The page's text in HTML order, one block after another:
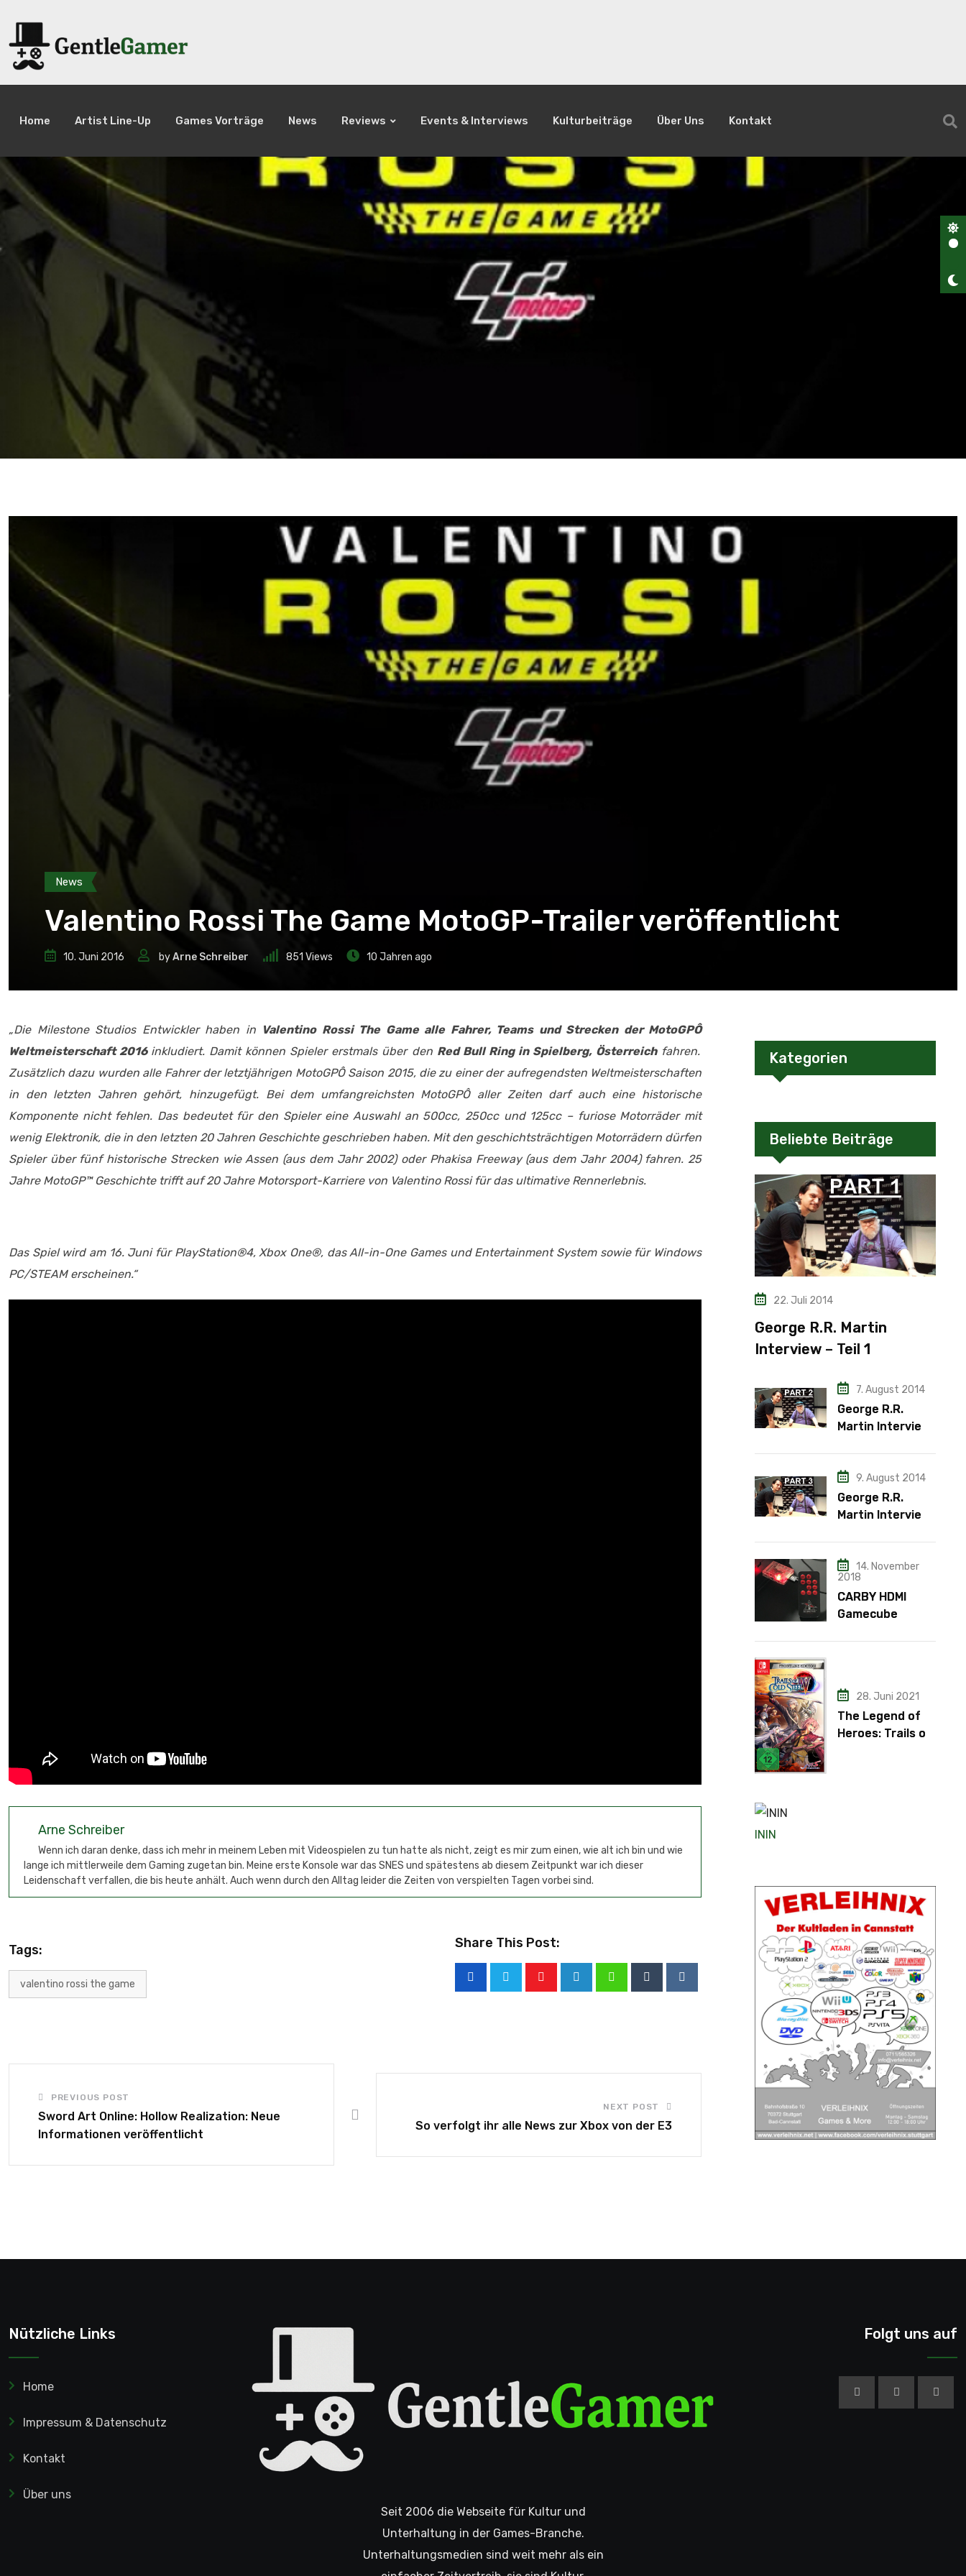
Home Artist Line-Up Games Vorträge News Reviews Events & Interviews Kulturbeiträge Über Uns Kontakt
News
Valentino Rossi The Game MotoGP-Trailer veröffentlicht
10. Juni 2016 byArne Schreiber 851 Views 10 Jahren ago
„Die Milestone Studios Entwickler haben in Valentino Rossi The Game alle Fahrer, Teams und Strecken der MotoGPÔ
Weltmeisterschaft 2016 inkludiert. Damit können Spieler erstmals über den Red Bull Ring in Spielberg, Österreichfahren.
Zusätzlich dazu wurden alle Fahrer der letztjährigen MotoGPÔ Saison 2015, die zu einer der aufregendsten Weltmeisterschaften
in den letzten Jahren gehört, hinzugefügt. Bei dem umfangreichsten MotoGPÔ aller Zeiten darf auch eine historische
Komponente nicht fehlen. Das bedeutet für den Spieler eine Auswahl an 500cc, 250cc und 125cc – furiose Motorräder mit
wenig Elektronik, die in den letzten 20 Jahren Geschichte geschrieben haben. Mit den geschichtsträchtigen Motorrädern dürfen
Spieler über fünf historische Strecken wie Assen (aus dem Jahr 2002) oder Phakisa Freeway (aus dem Jahr 2004) fahren. 25
Jahre MotoGP™ Geschichte trifft auf 20 Jahre Motorsport-Karriere von Valentino Rossi für das ultimative Rennerlebnis.
Das Spiel wird am 16. Juni für PlayStation®4, Xbox One®, das All-in-One Games und Entertainment System sowie für Windows
PC/STEAM erscheinen.“
Arne Schreiber
Wenn ich daran denke, dass ich mehr in meinem Leben mit Videospielen zu tun hatte als nicht, zeigt es mir zum einen, wie alt ich bin und wie
lange ich mittlerweile dem Gaming zugetan bin. Meine erste Konsole war das SNES und spätestens ab diesem Zeitpunkt war ich dieser
Leidenschaft verfallen, die bis heute anhält. Auch wenn durch den Alltag leider die Zeiten von verspielten Tagen vorbei sind.
Tags:
valentino rossi the game
Share This Post:
PREVIOUS POST
Sword Art Online: Hollow Realization: Neue
Informationen veröffentlicht
NEXT POST
So verfolgt ihr alle News zur Xbox von der E3
Kategorien
Beliebte Beiträge
22. Juli 2014
George R.R. Martin
Interview – Teil 1
7. August 2014
George R.R.
Martin Interview
9. August 2014
George R.R.
Martin Interview
14. November
2018
CARBY HDMI
Gamecube
28. Juni 2021
The Legend of
Heroes: Trails of
ININ
Nützliche Links
Home
Impressum & Datenschutz
Kontakt
Über uns
Seit 2006 die Webseite für Kultur und
Unterhaltung in der Games-Branche.
Unterhaltungsmedien sind weit mehr als ein
Folgt uns auf